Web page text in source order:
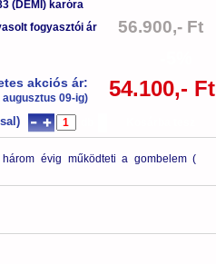
(DEMI) karóra
fogyasztói ár 56.900,- Ft
akciós ár:
augusztus 09-ig) 54.100,- Ft
évig működteti a gombelem (